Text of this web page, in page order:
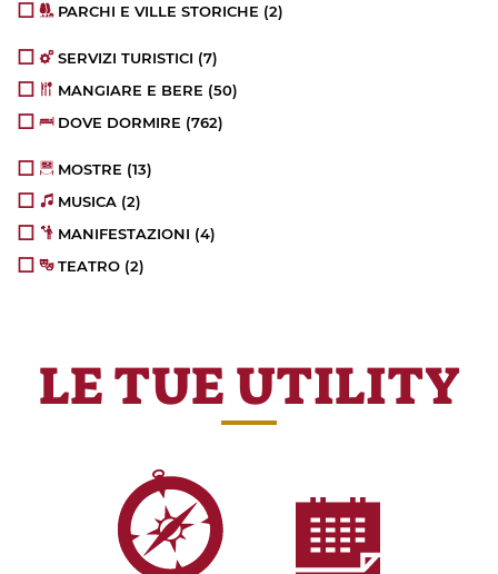
PARCHI E VILLE STORICHE (2)
SERVIZI TURISTICI (7)
MANGIARE E BERE (50)
DOVE DORMIRE (762)
MOSTRE (13)
MUSICA (2)
MANIFESTAZIONI (4)
TEATRO (2)
LE TUE UTILITY